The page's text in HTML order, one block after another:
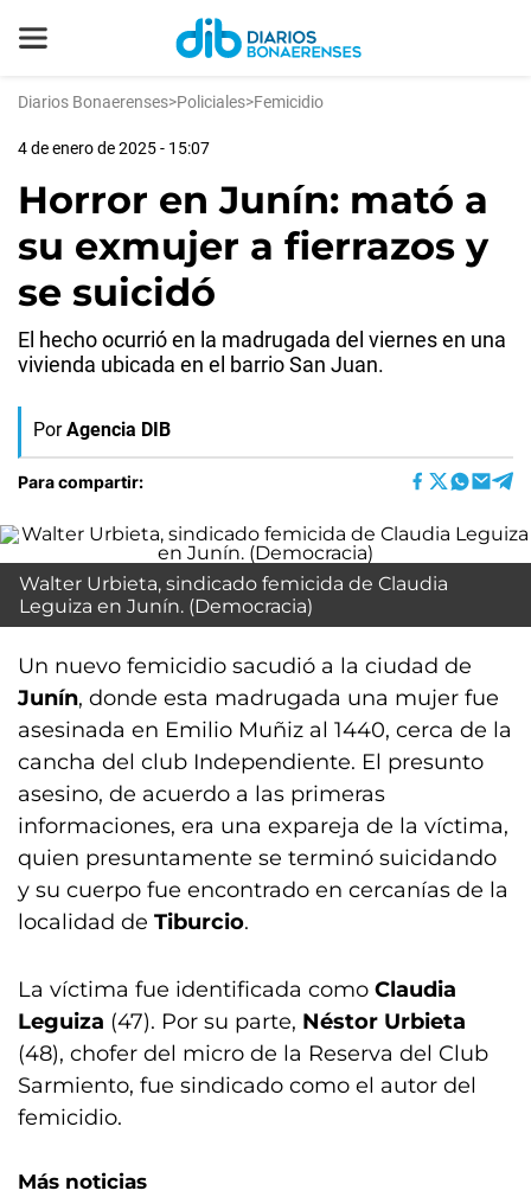
Diarios Bonaerenses>Policiales>Femicidio
4 de enero de 2025 - 15:07
Horror en Junín: mató a
su exmujer a fierrazos y
se suicidó
El hecho ocurrió en la madrugada del viernes en una
vivienda ubicada en el barrio San Juan.
Por Agencia DIB
Para compartir:
Walter Urbieta, sindicado femicida de Claudia
Leguiza en Junín. (Democracia)
Un nuevo femicidio sacudió a la ciudad de
Junín, donde esta madrugada una mujer fue
asesinada en Emilio Muñiz al 1440, cerca de la
cancha del club Independiente. El presunto
asesino, de acuerdo a las primeras
informaciones, era una expareja de la víctima,
quien presuntamente se terminó suicidando
y su cuerpo fue encontrado en cercanías de la
localidad de Tiburcio.
La víctima fue identificada como Claudia
Leguiza (47). Por su parte, Néstor Urbieta
(48), chofer del micro de la Reserva del Club
Sarmiento, fue sindicado como el autor del
femicidio.
Más noticias